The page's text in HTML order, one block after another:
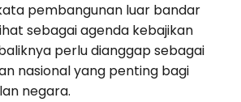
pembangunan luar bandar
sebagai agenda kebajikan
perlu dianggap sebagai
nasional yang penting bagi
negara.